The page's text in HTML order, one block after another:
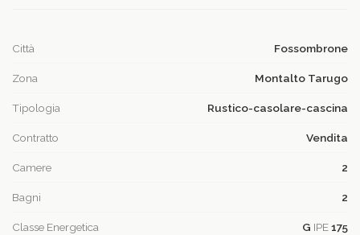
Città Fossombrone
Zona Montalto Tarugo
Tipologia Rustico-casolare-cascina
Contratto Vendita
Camere 2
Bagni 2
Classe Energetica G IPE175